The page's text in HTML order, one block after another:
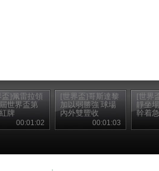
盃]佩雷拉領
世界盃第
牌
00:01:02
[世界盃]哥斯達黎
加以弱勝強 球場
內外雙豐收
00:01:03
[世界
靜坐
幹着急